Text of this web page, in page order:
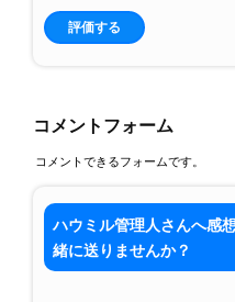
評価する
コメントフォーム
コメントできるフォームです。
ハウミル管理人さんへ感
緒に送りませんか？